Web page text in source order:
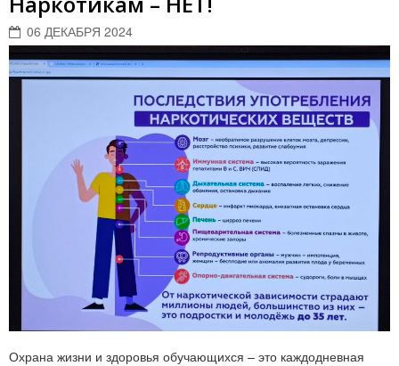
06 ДЕКАБРЯ 2024
Охрана жизни и здоровья обучающихся – это каждодневная